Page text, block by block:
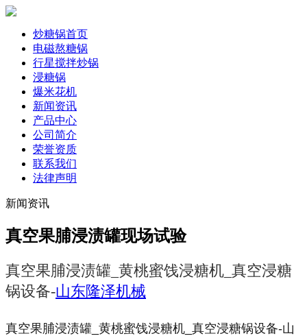
炒糖锅首页
电磁熬糖锅
行星搅拌炒锅
浸糖锅
爆米花机
新闻资讯
产品中心
公司简介
荣誉资质
联系我们
法律声明
新闻资讯
真空果脯浸渍罐现场试验
真空果脯浸渍罐_黄桃蜜饯浸糖机_真空浸糖
锅设备-山东隆泽机械
真空果脯浸渍罐_黄桃蜜饯浸糖机_真空浸糖锅设备-山